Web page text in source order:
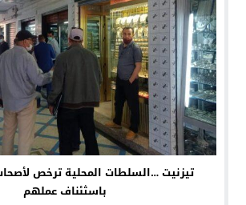
تيزنيت …السلطات المحلية ترخص
باسثئناف عملهم